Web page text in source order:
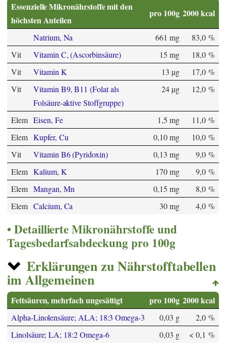
Essenzielle Mikronährstoffe mit den
höchsten Anteilen
pro 100g 2000 kcal
Natrium, Na 661 mg
83,0 %
Vit
Vitamin C, (Ascorbinsäure) 15 mg
18,0 %
Vit
Vitamin K 13 µg
17,0 %
Vit
Vitamin B9, B11 (Folat als
Folsäure-aktive Stoffgruppe)
24 µg 12,0 %
Elem Eisen, Fe 1,5 mg
11,0 %
Elem Kupfer, Cu 0,10 mg
10,0 %
Vit
Vitamin B6 (Pyridoxin) 0,13 mg
9,0 %
Elem Kalium, K 170 mg
9,0 %
Elem Mangan, Mn 0,15 mg
8,0 %
Elem Calcium, Ca 30 mg 4,0 %
Detaillierte Mikronährstoffe und
Tagesbedarfsabdeckung pro 100g
Erklärungen zu Nährstofftabellen
im Allgemeinen
Fettsäuren, mehrfach ungesättigt pro 100g 2000 kcal
Alpha-Linolensäure; ALA; 18:3 Omega-3 0,03 g
2,0 %
Linolsäure; LA; 18:2 Omega-6
0,03 g < 0,1 %